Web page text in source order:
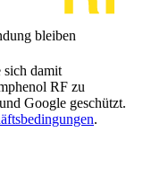
bleiben
damit
RF zu
Google geschützt.
.